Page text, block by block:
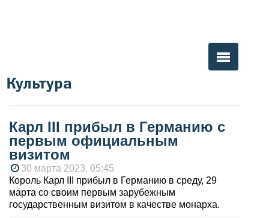
Вы здесь
Культура
Карл III прибыл в Германию с
первым официальным
визитом
30 марта 2023, 05:45
Король Карл III прибыл в Германию в среду, 29
марта со своим первым зарубежным
государственным визитом в качестве монарха.